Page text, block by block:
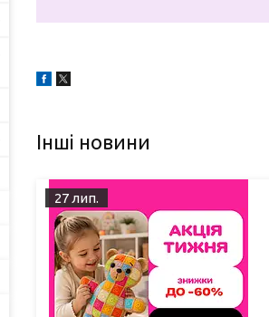
Інші новини
27 лип.